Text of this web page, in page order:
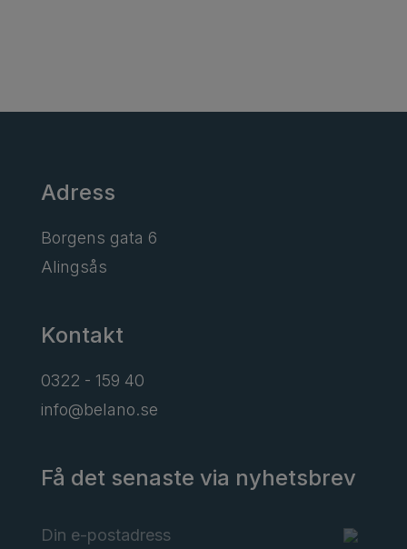
Adress
Borgens gata 6
Alingsås
Kontakt
0322 - 159 40
info@belano.se
Få det senaste via nyhetsbrev